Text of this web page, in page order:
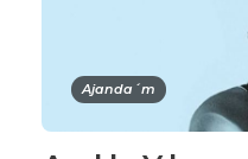
Ajanda´m